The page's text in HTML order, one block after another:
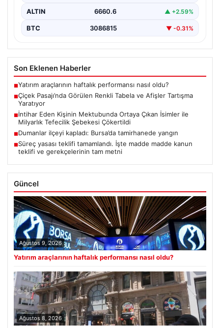
ALTIN 6660.6 ▲ +2.59%
BTC 3086815 ▼ -0.31%
Son Eklenen Haberler
■Yatırım araçlarının haftalık performansı nasıl oldu?
■Çiçek Pasajı’nda Görülen Renkli Tabela ve Afişler Tartışma
Yaratıyor
■İntihar Eden Kişinin Mektubunda Ortaya Çıkan İsimler ile
Milyarlık Tefecilik Şebekesi Çökertildi
■Dumanlar ilçeyi kapladı: Bursa’da tamirhanede yangın
■Süreç yasası teklifi tamamlandı. İşte madde madde kanun
teklifi ve gerekçelerinin tam metni
Güncel
Ağustos 9, 2026
Yatırım araçlarının haftalık performansı nasıl oldu?
Ağustos 8, 2026